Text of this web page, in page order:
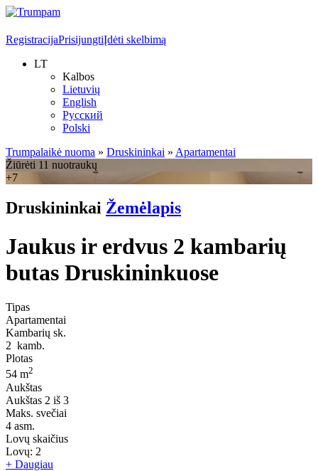
RegistracijaPrisijungtiĮdėti skelbimą
LT
Kalbos
Lietuvių
English
Русский
Polski
Trumpalaikė nuoma » Druskininkai » Apartamentai
Žiūrėti 11 nuotraukų
+7
Druskininkai Žemėlapis
Jaukus ir erdvus 2 kambarių
butas Druskininkuose
Tipas
Apartamentai
Kambarių sk.
2 kamb.
Plotas
54 m2
Aukštas
Aukštas 2 iš 3
Maks. svečiai
4 asm.
Lovų skaičius
Lovų: 2
+ Daugiau